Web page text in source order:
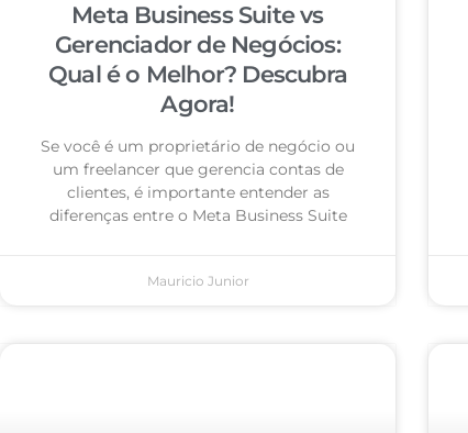
Meta Business Suite vs
Gerenciador de Negócios:
Qual é o Melhor? Descubra
Agora!
Se você é um proprietário de negócio ou
um freelancer que gerencia contas de
clientes, é importante entender as
diferenças entre o Meta Business Suite
Mauricio Junior